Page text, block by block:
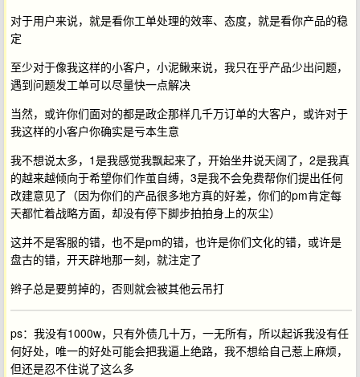
对于用户来说，就是看你工单处理的效率、态度，就是看你产品的稳
定
至少对于像我这样的小客户，小泥鳅来说，我只在乎产品少出问题，
遇到问题发工单可以尽量快一点解决
当然，或许你们面对的都是政企那样几千万订单的大客户，或许对于
我这样的小客户你确实是亏本生意
我不想说太多，1是我感觉我飘起来了，开始坐井说天阔了，2是我真
的越来越倾向于希望你们作茧自缚，3是我不会免费帮你们提出任何
改建意见了（因为你们的产品很多地方真的好差，你们的pm肯定每
天都忙着战略方面，却没有停下脚步拍拍身上的灰尘）
这并不是客服的错，也不是pm的错，也许是你们文化的错，或许是
盘古的错，开天辟地那一刻，就注定了
辫子总是要剪掉的，否则就会被其他云吊打
ps：我没有1000w，只有外债几十万，一无所有，所以起诉我没有任
何好处，唯一的好处可能会把我逼上绝路，我不想给自己惹上麻烦，
但还是忍不住说了这么多